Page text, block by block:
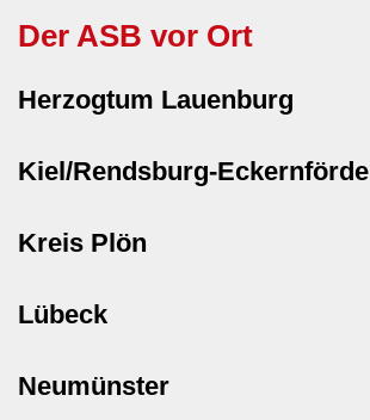
Der ASB vor Ort
Herzogtum Lauenburg
Kiel/Rendsburg-Eckernförde
Kreis Plön
Lübeck
Neumünster